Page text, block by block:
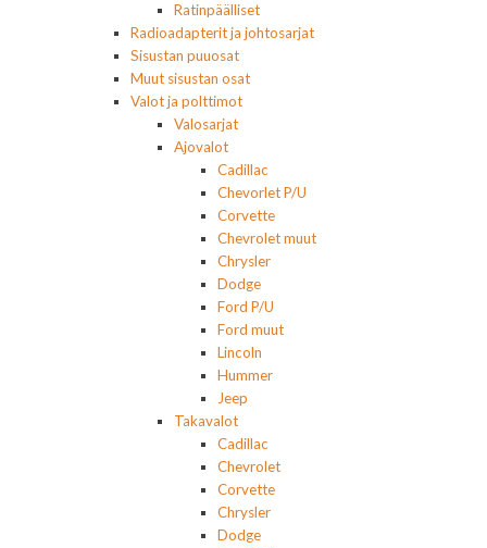
Ratinpäälliset
Radioadapterit ja johtosarjat
Sisustan puuosat
Muut sisustan osat
Valot ja polttimot
Valosarjat
Ajovalot
Cadillac
Chevorlet P/U
Corvette
Chevrolet muut
Chrysler
Dodge
Ford P/U
Ford muut
Lincoln
Hummer
Jeep
Takavalot
Cadillac
Chevrolet
Corvette
Chrysler
Dodge